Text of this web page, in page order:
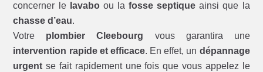
concerner le lavaboou lafosse septique ainsi que la
chasse d’eau.
Votre plombier Cleebourg vous garantira une
intervention rapide et efficace. En effet, un dépannage
urgent se fait rapidement une fois que vous appelez le